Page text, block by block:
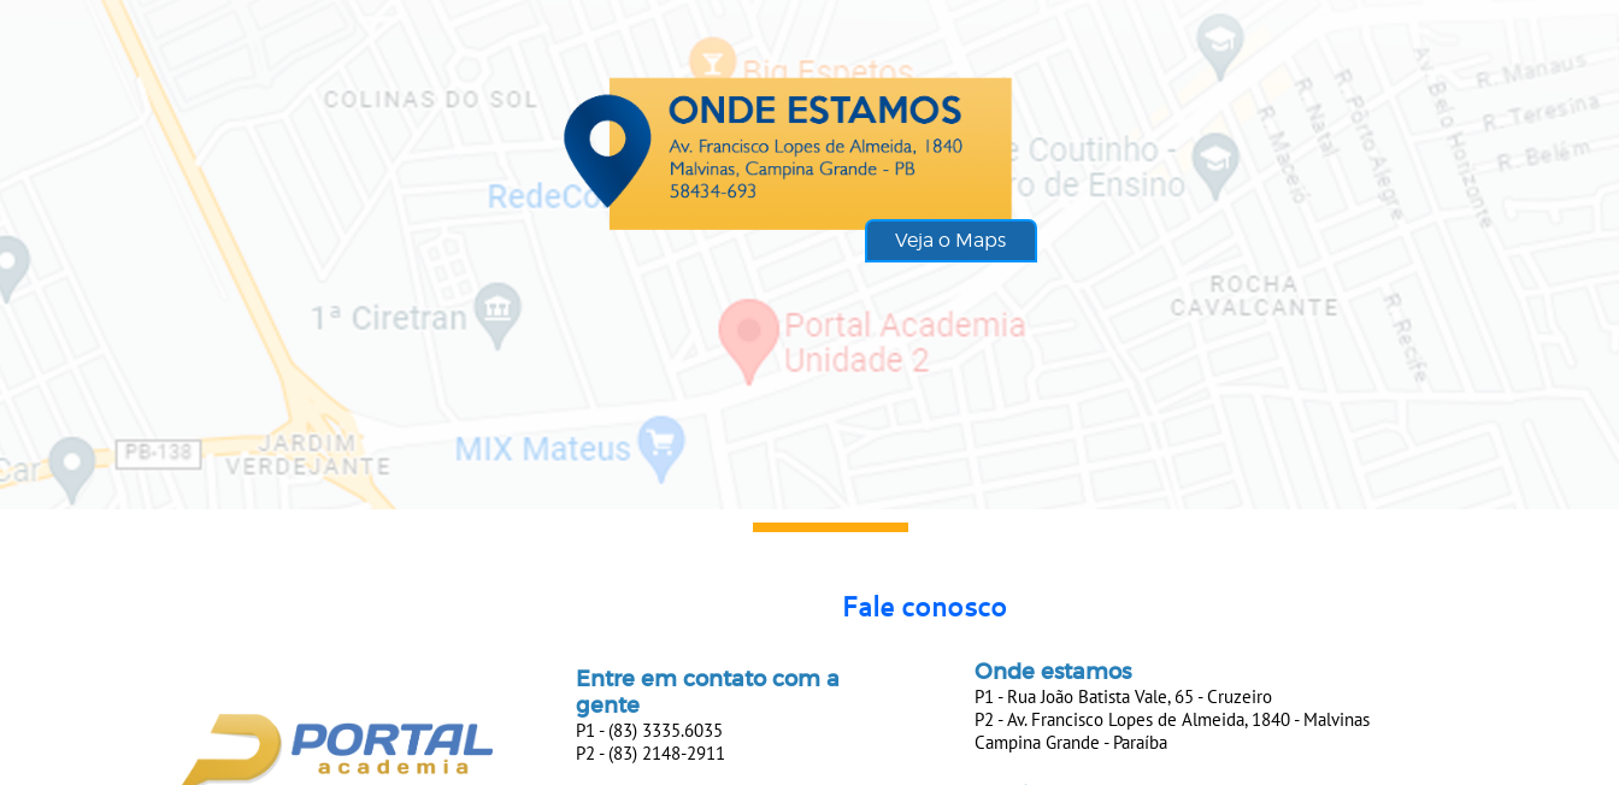
Veja o Maps
In consectetuer turpis ut velit.
Suspendisse nisl elit, rhoncus eget,
Onde estamos
P1 - Rua João Batista Vale, 65 - Cruzeiro
P2 -Av. Francisco Lopes de Almeida, 1840 - Malvinas​​​​​​​
​​​​​​​Campina Grande - Paraíba
Fale conosco
Entre em contato com a
gente
​​​​​​​P1 - (83) 3335.6035
P2 - (83) 2148-2911